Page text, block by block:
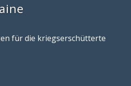
für die kriegserschütterte